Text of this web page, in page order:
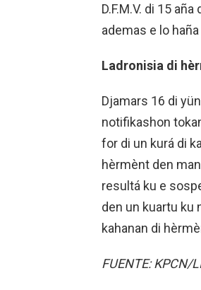
D.F.M.V. di 15
ademas e lo
Ladronisia di
Djamars 16 di
notifikashon
for di un kurá di
hèrmènt den
resultá ku e
den un kuartu ku
kahanan di
FUENTE: KPCN/